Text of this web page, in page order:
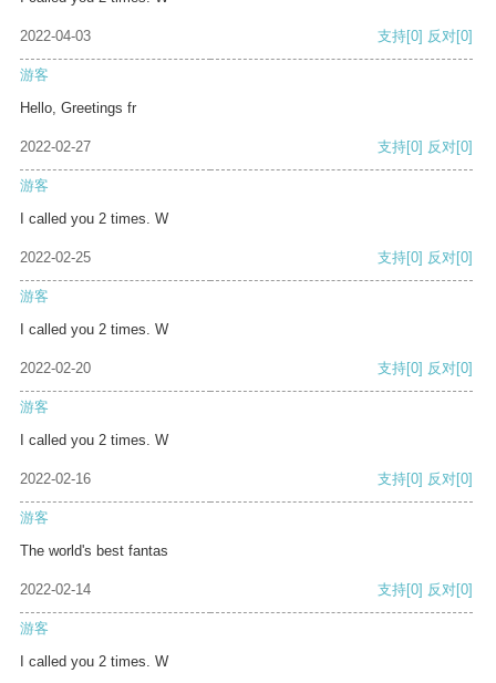
2022-04-03 支持[0] 反对[0]
游客
Hello, Greetings fr
2022-02-27 支持[0] 反对[0]
游客
I called you 2 times. W
2022-02-25 支持[0] 反对[0]
游客
I called you 2 times. W
2022-02-20 支持[0] 反对[0]
游客
I called you 2 times. W
2022-02-16 支持[0] 反对[0]
游客
The world's best fantas
2022-02-14 支持[0] 反对[0]
游客
I called you 2 times. W